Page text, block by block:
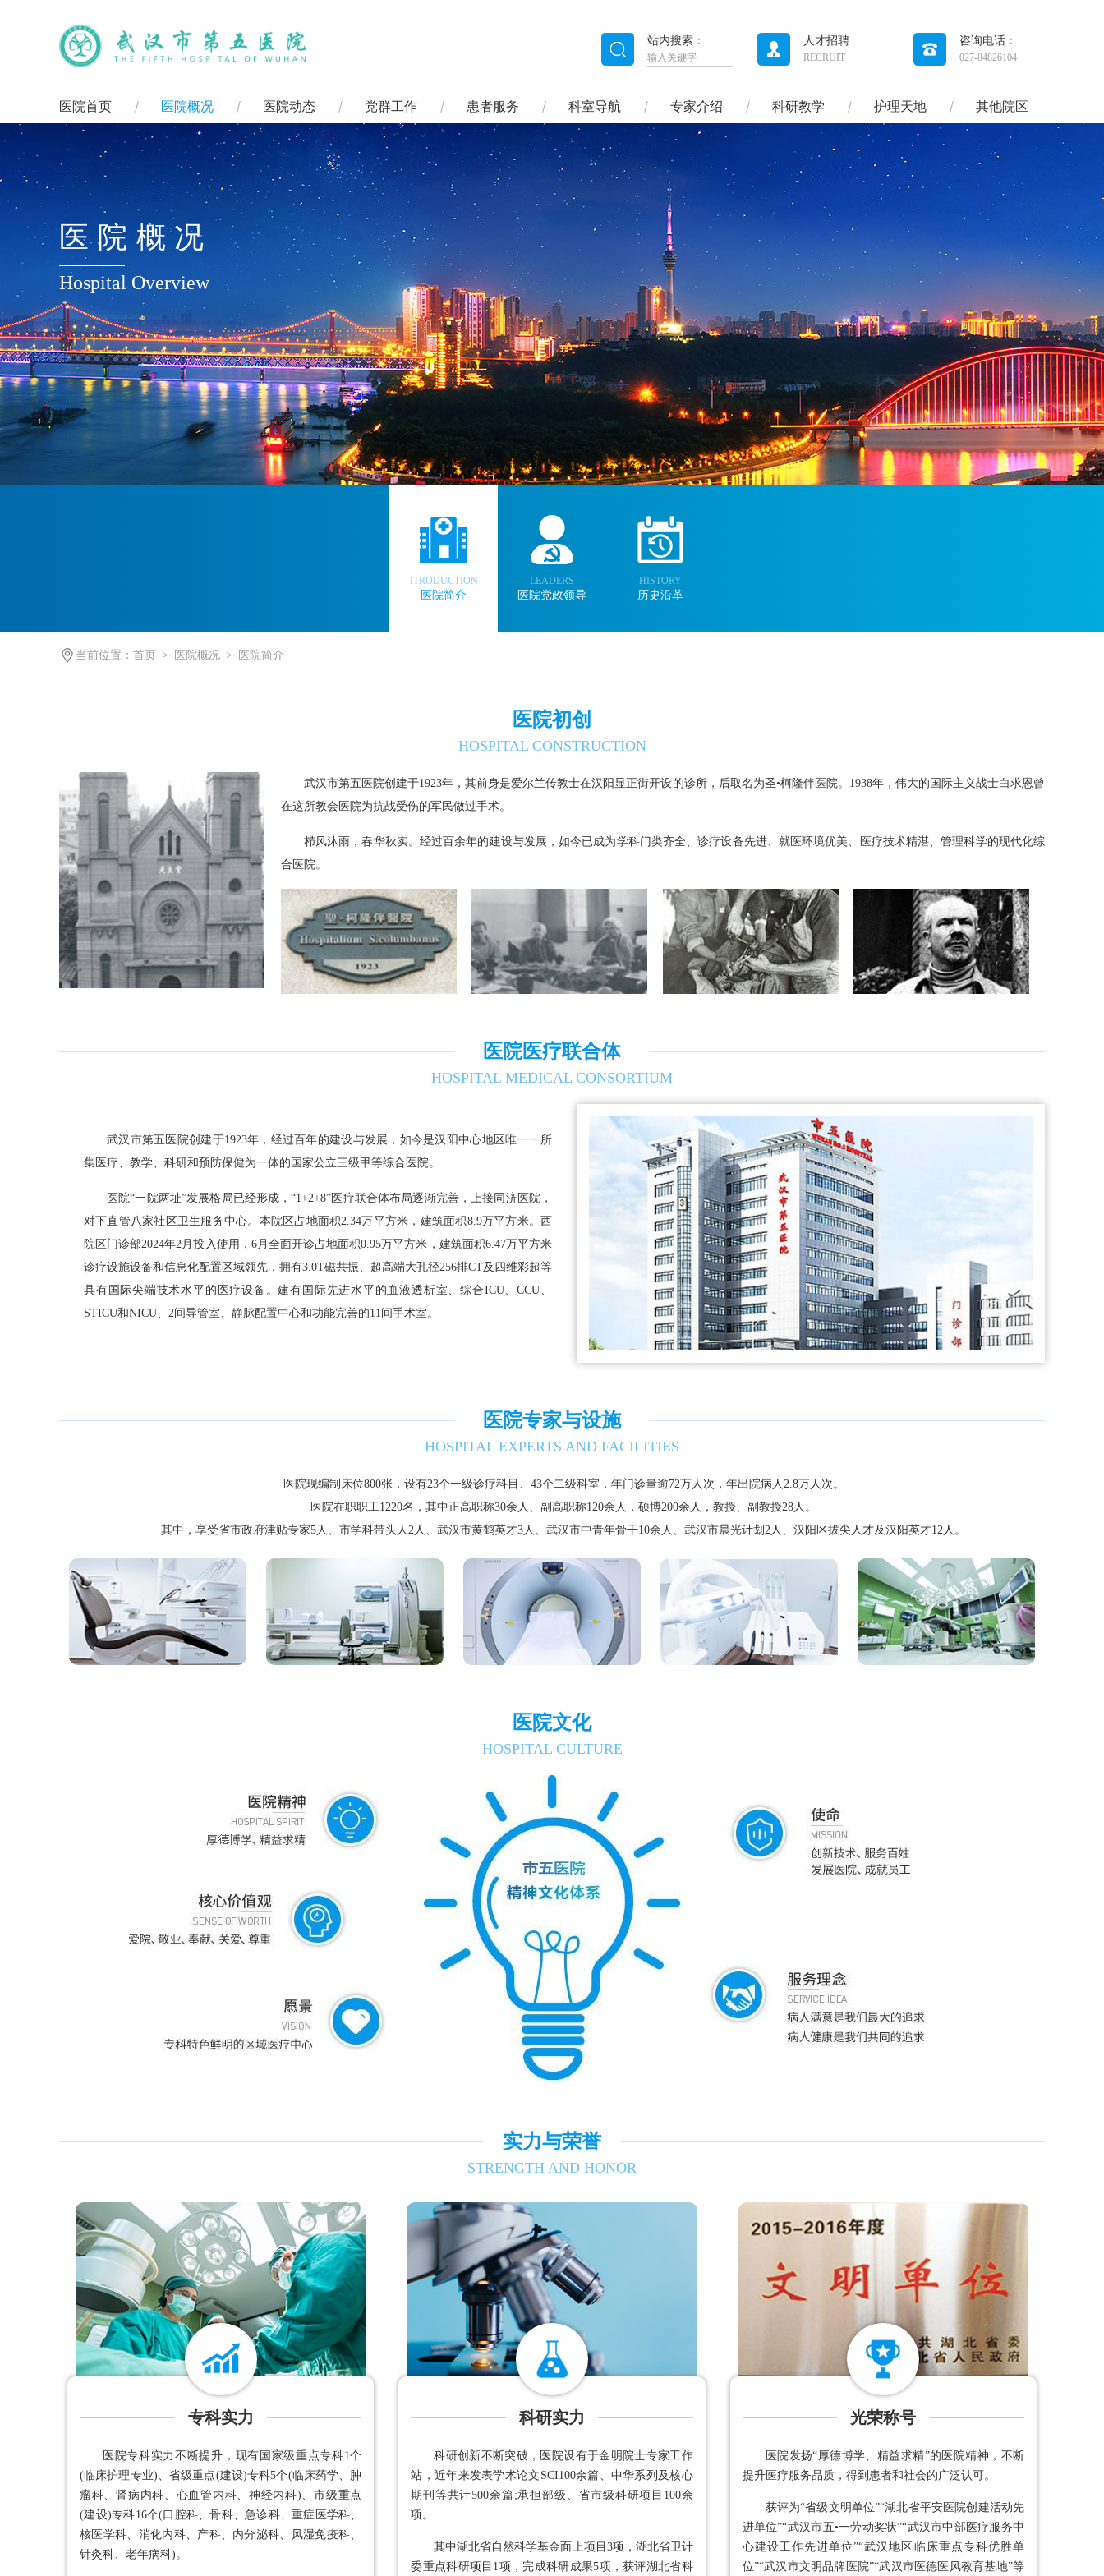
医院首页 医院概况 医院动态 党群工作 患者服务 科室导航 专家介绍 科研教学 护理天地 其他院区
站内搜索： 人才招聘
RECRUIT
咨询电话：
027-84826104
医院概况
Hospital Overview
ITRODUCTION
医院简介
LEADERS
医院党政领导
HISTORY
历史沿革
当前位置： 首页 > 医院概况 > 医院简介
医院初创
HOSPITAL CONSTRUCTION
武汉市第五医院创建于1923年，其前身是爱尔兰传教士在汉阳显正街开设的诊所，后取名为圣•柯隆伴医院。1938年，伟大的国际主义战士白求恩曾
在这所教会医院为抗战受伤的军民做过手术。
栉风沐雨，春华秋实。经过百余年的建设与发展，如今已成为学科门类齐全、诊疗设备先进、就医环境优美、医疗技术精湛、管理科学的现代化综
合医院。
医院医疗联合体
HOSPITAL MEDICAL CONSORTIUM
武汉市第五医院创建于1923年，经过百年的建设与发展，如今是汉阳中心地区唯一一所
集医疗、教学、科研和预防保健为一体的国家公立三级甲等综合医院。
医院“一院两址”发展格局已经形成，“1+2+8”医疗联合体布局逐渐完善，上接同济医院，
对下直管八家社区卫生服务中心。本院区占地面积2.34万平方米，建筑面积8.9万平方米。西
院区门诊部2024年2月投入使用，6月全面开诊占地面积0.95万平方米，建筑面积6.47万平方米
诊疗设施设备和信息化配置区域领先，拥有3.0T磁共振、超高端大孔径256排CT及四维彩超等
具有国际尖端技术水平的医疗设备。建有国际先进水平的血液透析室、综合ICU、CCU、
STICU和NICU、2间导管室、静脉配置中心和功能完善的11间手术室。
医院专家与设施
HOSPITAL EXPERTS AND FACILITIES
医院现编制床位800张，设有23个一级诊疗科目、43个二级科室，年门诊量逾72万人次，年出院病人2.8万人次。
医院在职职工1220名，其中正高职称30余人、副高职称120余人，硕博200余人，教授、副教授28人。
其中，享受省市政府津贴专家5人、市学科带头人2人、武汉市黄鹤英才3人、武汉市中青年骨干10余人、武汉市晨光计划2人、汉阳区拔尖人才及汉阳英才12人。
医院文化
HOSPITAL CULTURE
实力与荣誉
STRENGTH AND HONOR
专科实力
医院专科实力不断提升，现有国家级重点专科1个
(临床护理专业)、省级重点(建设)专科5个(临床药学、肿
瘤科、肾病内科、心血管内科、神经内科)、市级重点
(建设)专科16个(口腔科、骨科、急诊科、重症医学科、
核医学科、消化内科、产科、内分泌科、风湿免疫科、
针灸科、老年病科)。
科研实力
科研创新不断突破，医院设有于金明院士专家工作
站，近年来发表学术论文SCI100余篇、中华系列及核心
期刊等共计500余篇;承担部级、省市级科研项目100余
项。
其中湖北省自然科学基金面上项目3项，湖北省卫计
委重点科研项目1项，完成科研成果5项，获评湖北省科
光荣称号
医院发扬“厚德博学、精益求精”的医院精神，不断
提升医疗服务品质，得到患者和社会的广泛认可。
获评为“省级文明单位”“湖北省平安医院创建活动先
进单位”“武汉市五•一劳动奖状”“武汉市中部医疗服务中
心建设工作先进单位”“武汉地区临床重点专科优胜单
位”“武汉市文明品牌医院”“武汉市医德医风教育基地”等